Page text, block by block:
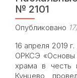
№ 2101
Опубликовано
16 апреля 2019
ОРКСЭ «Основы
храма в честь
Кунцево